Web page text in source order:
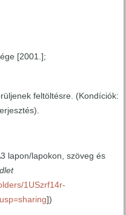
[2001.];
feltöltésre. (Kondíciók:
lapon/lapokon, szöveg és
1USzrf14r-
])